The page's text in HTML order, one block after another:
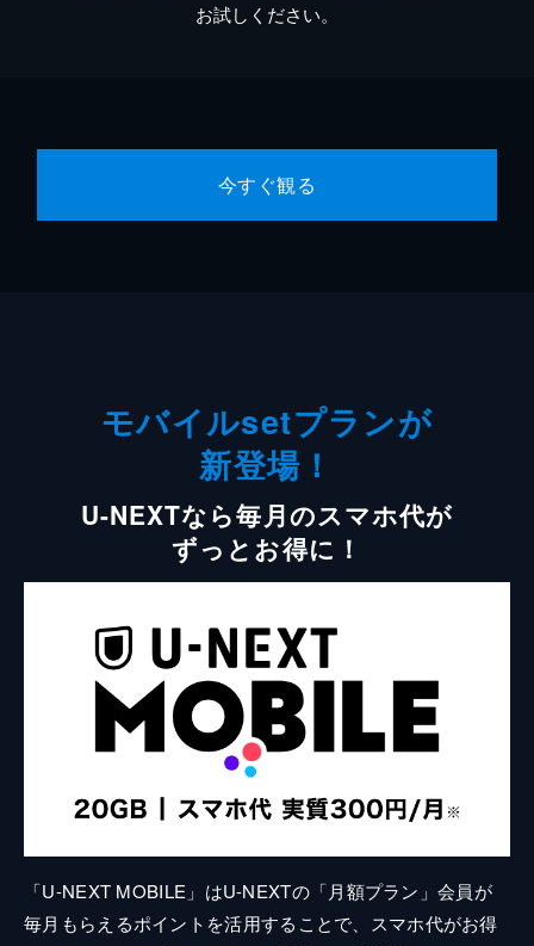
お試しください。
今すぐ観る
モバイルsetプランが
新登場！
U-NEXTなら毎月のスマホ代が
ずっとお得に！
「U-NEXT MOBILE」はU-NEXTの「月額プラン」会員が
毎月もらえるポイントを活用することで、スマホ代がお得